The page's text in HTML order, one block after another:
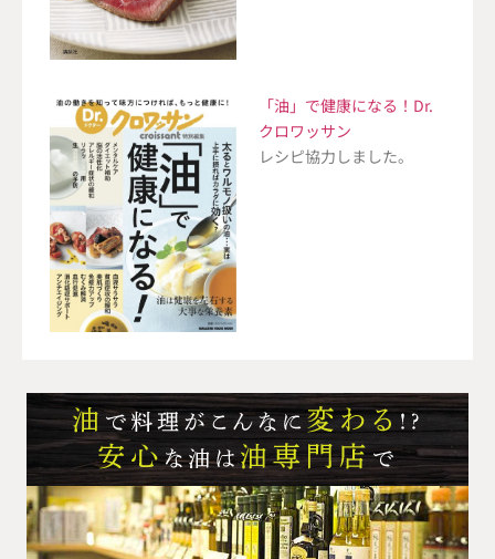
「油」で健康になる！Dr.
クロワッサン
レシピ協力しました。